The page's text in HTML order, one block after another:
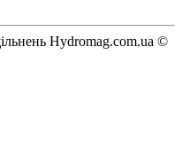
Hydromag.com.ua ©